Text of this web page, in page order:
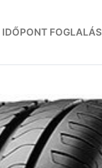
IDŐPONT FOGLALÁS